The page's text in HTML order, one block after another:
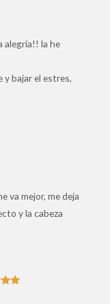
alegria!! la he
y bajar el estres,
va mejor, me deja
y la cabeza